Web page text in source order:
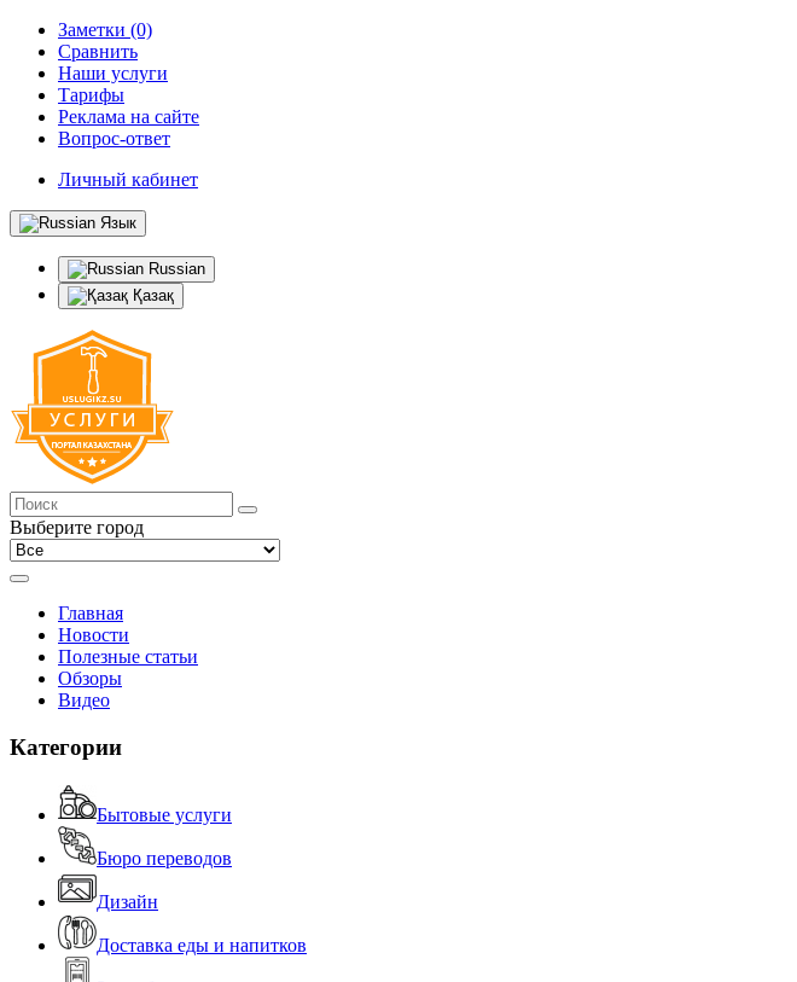
Заметки (0)
Сравнить
Наши услуги
Тарифы
Реклама на сайте
Вопрос-ответ
Личный кабинет
Язык
Russian
Қазақ
Выберите город
Главная
Новости
Полезные статьи
Обзоры
Видео
Категории
Бытовые услуги
Бюро переводов
Дизайн
Доставка еды и напитков